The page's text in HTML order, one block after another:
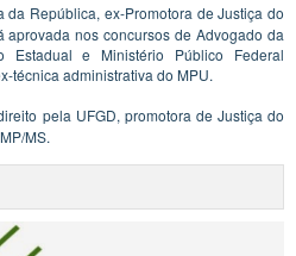
da República, ex-Promotora de Justiça do
nos concursos de Advogado da
Estadual e Ministério Público Federal
técnica administrativa do MPU.
pela UFGD, promotora de Justiça do
MS.